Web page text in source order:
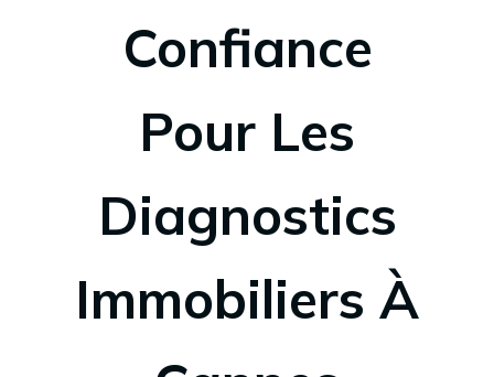
Confiance
Pour Les
Diagnostics
Immobiliers À